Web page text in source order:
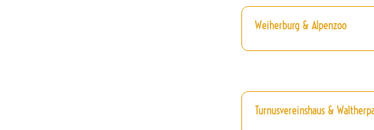
Weiherburg & Alpenzoo
Turnusvereinshaus &